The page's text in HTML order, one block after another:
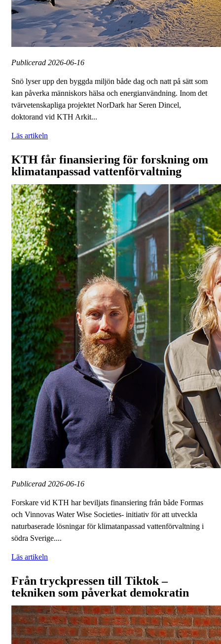
Publicerad 2026-06-16
Snö lyser upp den byggda miljön både dag och natt på sätt som
kan påverka människors hälsa och energianvändning. ​Inom det
tvärvetenskapliga projektet NorDark har Seren Dincel,
doktorand vid KTH Arkit...
Läs artikeln
KTH får finansiering för forskning om
klimatanpassad vattenförvaltning
Publicerad 2026-06-16
Forskare vid KTH har beviljats finansiering från både Formas
och Vinnovas Water Wise Societies- initiativ för att utveckla
naturbaserade lösningar för klimatanpassad vattenförvaltning i
södra Sverige....
Läs artikeln
Från tryckpressen till Tiktok –
tekniken som påverkat demokratin